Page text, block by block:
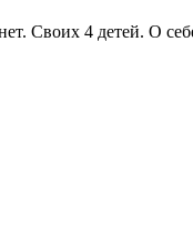
Своих 4 детей. О